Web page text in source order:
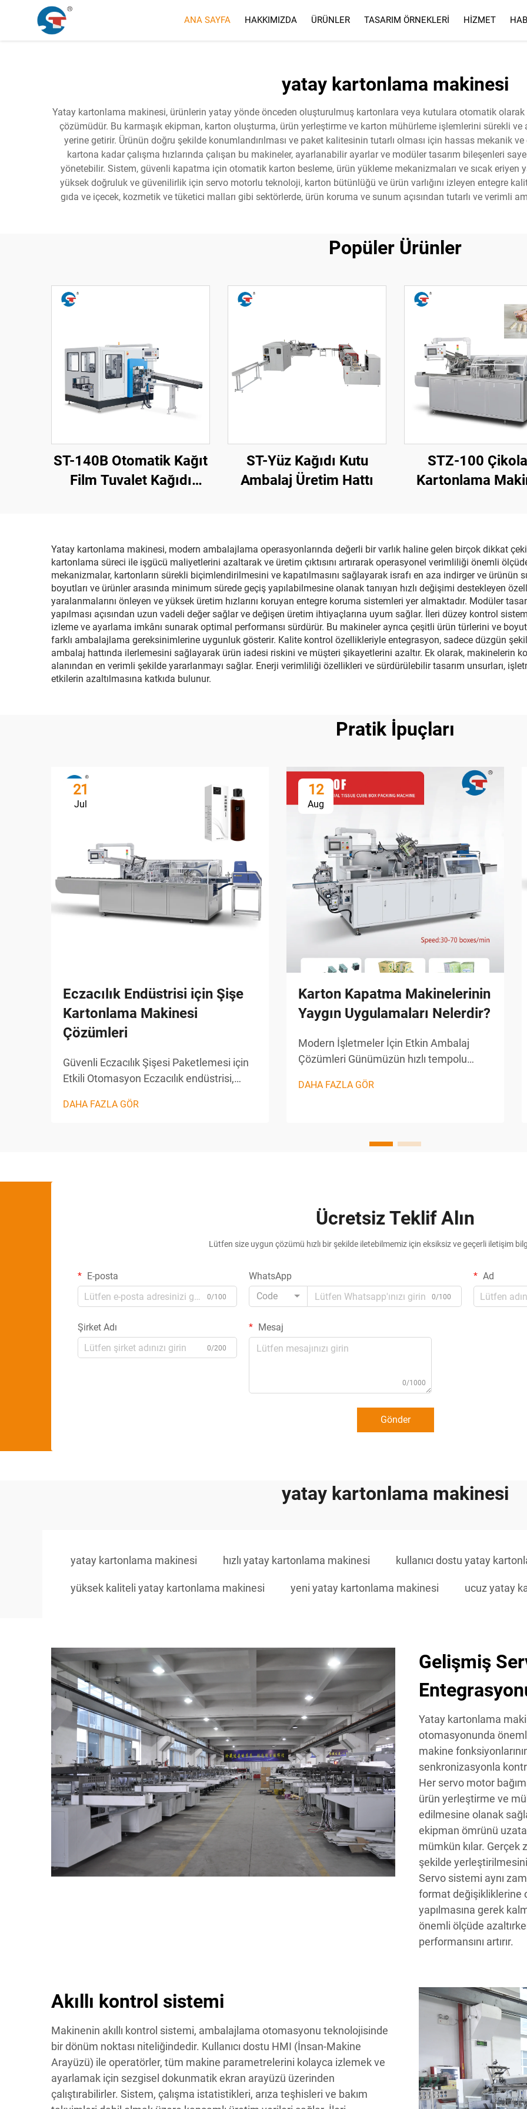
ANA SAYFA HAKKIMIZDA ÜRÜNLER TASARIM ÖRNEKLERI HIZMET
yatay kartonlama makinesi
Yatay kartonlama makinesi, ürünlerin yatay yönde önceden oluşturulmuş kartonlara veya kutulara otomatik
çözümüdür. Bu karmaşık ekipman, karton oluşturma, ürün yerleştirme ve karton mühürleme işlemlerini sürekli ve
yerine getirir. Ürünün doğru şekilde konumlandırılması ve paket kalitesinin tutarlı olması için hassas mekanik
kartona kadar çalışma hızlarında çalışan bu makineler, ayarlanabilir ayarlar ve modüler tasarım bileşenleri
yönetebilir. Sistem, güvenli kapatma için otomatik karton besleme, ürün yükleme mekanizmaları ve sıcak eriyen
yüksek doğruluk ve güvenilirlik için servo motorlu teknoloji, karton bütünlüğü ve ürün varlığını izleyen entegre
gıda ve içecek, kozmetik ve tüketici malları gibi sektörlerde, ürün koruma ve sunum açısından tutarlı ve verimli
Popüler Ürünler
ST-140B Otomatik Kağıt
Film Tuvalet Kağıdı
ST-Yüz Kağıdı Kutu
Ambalaj Üretim Hattı
STZ-100
Kartonlama
Yatay kartonlama makinesi, modern ambalajlama operasyonlarında değerli bir varlık haline gelen birçok dikkat
kartonlama süreci ile işgücü maliyetlerini azaltarak ve üretim çıktısını artırarak operasyonel verimliliği önemli
mekanizmalar, kartonların sürekli biçimlendirilmesini ve kapatılmasını sağlayarak israfı en aza indirger ve ürünün
boyutları ve ürünler arasında minimum sürede geçiş yapılabilmesine olanak tanıyan hızlı değişimi destekleyen
yaralanmalarını önleyen ve yüksek üretim hızlarını koruyan entegre koruma sistemleri yer almaktadır. Modüler
yapılması açısından uzun vadeli değer sağlar ve değişen üretim ihtiyaçlarına uyum sağlar. İleri düzey kontrol
izleme ve ayarlama imkânı sunarak optimal performansı sürdürür. Bu makineler ayrıca çeşitli ürün türlerini ve
farklı ambalajlama gereksinimlerine uygunluk gösterir. Kalite kontrol özellikleriyle entegrasyon, sadece düzgün
ambalaj hattında ilerlemesini sağlayarak ürün iadesi riskini ve müşteri şikayetlerini azaltır. Ek olarak, makinelerin
alanından en verimli şekilde yararlanmayı sağlar. Enerji verimliliği özellikleri ve sürdürülebilir tasarım unsurları,
etkilerin azaltılmasına katkıda bulunur.
Pratik İpuçları
21
Jul
Eczacılık Endüstrisi için Şişe
Kartonlama Makinesi
Çözümleri
Güvenli Eczacılık Şişesi Paketlemesi için
Etkili Otomasyon Eczacılık endüstrisi,
edilebilirliğini garanti altına almak için sert
DAHA FAZLA GÖR
12
Aug
Karton Kapatma Makinelerinin
Yaygın Uygulamaları Nelerdir?
Modern İşletmeler İçin Etkin Ambalaj
Çözümleri Günümüzün hızlı tempolu
ambalajlama konusunda verimlilik,
DAHA FAZLA GÖR
Ücretsiz Teklif Alın
Lütfen size uygun çözümü hızlı bir şekilde iletebilmemiz için eksiksiz ve geçerli iletişim
E-posta
0/100
WhatsApp
Code
0/100
Ad
Şirket Adı
0/200
Mesaj
0/1000
Gönder
yatay kartonlama makinesi
yatay kartonlama makinesi hızlı yatay kartonlama makinesi kullanıcı dostu yatay
yüksek kaliteli yatay kartonlama makinesi yeni yatay kartonlama makinesi ucuz yatay
Gelişmiş
Yatay kartonlama
otomasyonunda
makine
senkronizasyonla
Her servo motor
ürün yerleştirme ve
edilmesine olanak
ekipman ömrünü
mümkün kılar. Gerçek
şekilde
Servo sistemi aynı
format değişikliklerine
yapılmasına gerek
önemli ölçüde
performansını artırır.
Akıllı kontrol sistemi
Makinenin akıllı kontrol sistemi, ambalajlama otomasyonu teknolojisinde
bir dönüm noktası niteliğindedir. Kullanıcı dostu HMI (İnsan-Makine
Arayüzü) ile operatörler, tüm makine parametrelerini kolayca izlemek ve
ayarlamak için sezgisel dokunmatik ekran arayüzü üzerinden
çalıştırabilirler. Sistem, çalışma istatistikleri, arıza teşhisleri ve bakım